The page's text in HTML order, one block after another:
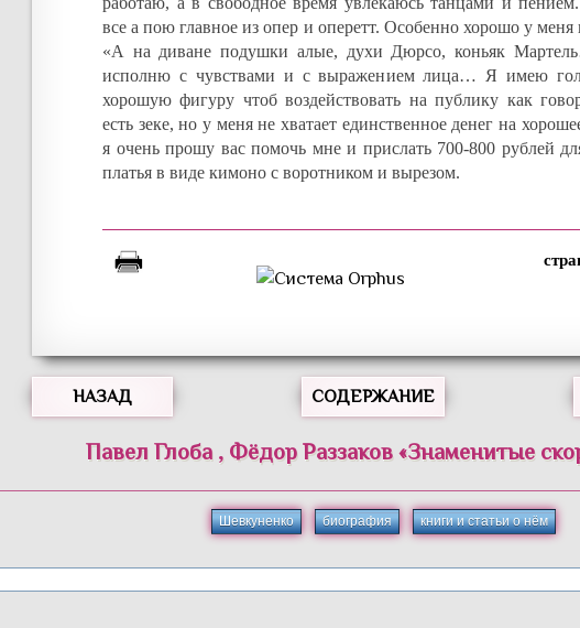
все а пою главное из опер и оперетт. Особенно хорошо у меня
«А на диване подушки алые, духи Дюрсо, коньяк
исполню с чувствами и с выражением лица… Я имею
хорошую фигуру чтоб воздействовать на публику как
есть зеке, но у меня не хватает единственное денег на
я очень прошу вас помочь мне и прислать 700-800 рублей
платья в виде кимоно с воротником и вырезом.
НАЗАД СОДЕРЖАНИЕ
Павел Глоба , Фёдор Раззаков«Знаменитые
Шевкуненко биография книги и статьи о нём